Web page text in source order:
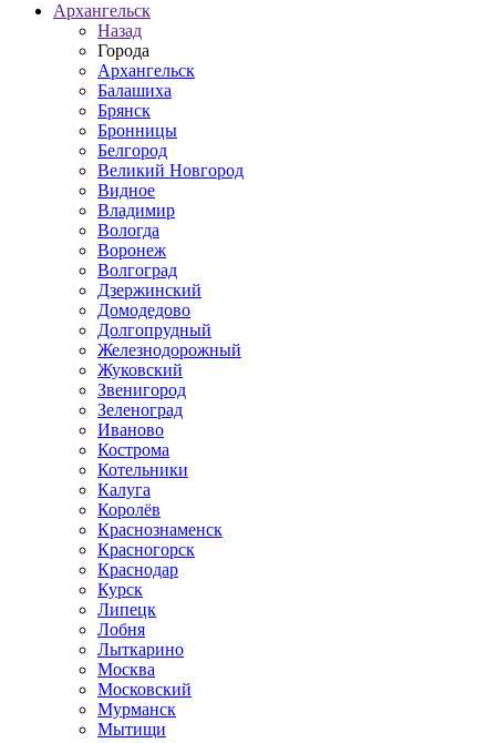
Архангельск
Назад
Города
Архангельск
Балашиха
Брянск
Бронницы
Белгород
Великий Новгород
Видное
Владимир
Вологда
Воронеж
Волгоград
Дзержинский
Домодедово
Долгопрудный
Железнодорожный
Жуковский
Звенигород
Зеленоград
Иваново
Кострома
Котельники
Калуга
Королёв
Краснознаменск
Красногорск
Краснодар
Курск
Липецк
Лобня
Лыткарино
Москва
Московский
Мурманск
Мытищи